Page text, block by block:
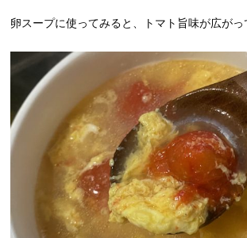
卵スープに使ってみると、トマト旨味が広がっ